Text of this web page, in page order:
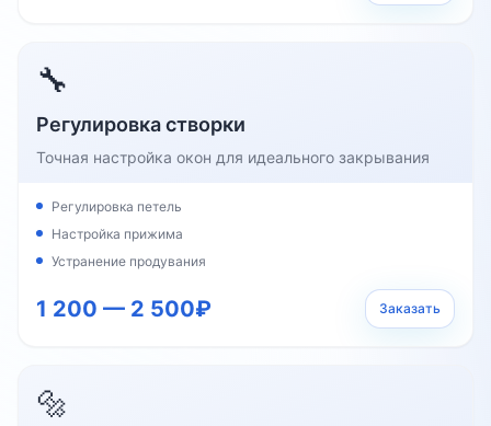
🔧
Регулировка створки
Точная настройка окон для идеального закрывания
Регулировка петель
Настройка прижима
Устранение продувания
1 200 — 2 500₽ Заказать
🔩